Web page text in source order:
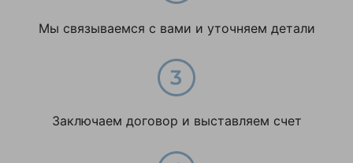
Толщина листа, мм 1,2
Мы связываемся с вами и уточняем детали
Заключаем договор и выставляем счет